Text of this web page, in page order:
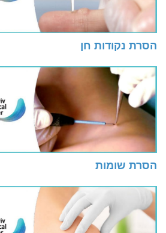
הסרת נקודות חן
הסרת שומות